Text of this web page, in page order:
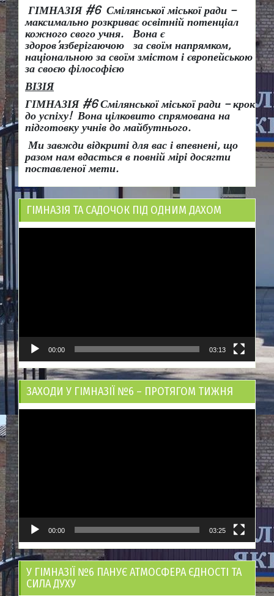
ГІМНАЗІЯ #6 Смілянської міської ради –
максимально розкриває освітній потенціал
кожного свого учня.
Вона є
здоров’язберігаючою за своїм напрямком,
національною за своїм змістом і європейською
за своєю філософією
ВІЗІЯ
ГІМНАЗІЯ #6 Смілянської міської ради – крок
до успіху! Вона цілковито спрямована на
підготовку учнів до майбутнього.
Ми завжди відкриті для вас і впевнені, що
разом нам вдасться в повній мірі досягти
поставленої мети.
ГІМНАЗІЯ ТА САДОЧОК ПІД ОДНИМ ДАХОМ
00:00 03:13
ЗАХОДИ У ГІМНАЗІЇ №6 – ПРОТЯГОМ ТИЖНЯ
00:00 03:25
У ГІМНАЗІЇ №6 ПАНУЄ АТМОСФЕРА ЄДНОСТІ ТА
СИЛА ДУХУ